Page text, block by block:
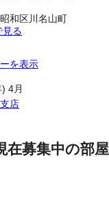
和区川名山町
見る
を表示
4月
店
募集中の部屋